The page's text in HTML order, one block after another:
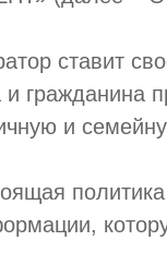
ставит
и гражданина
и